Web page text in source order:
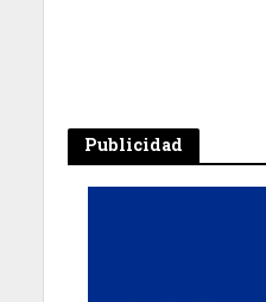
Publicidad